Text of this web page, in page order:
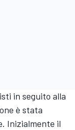
in seguito alla
è stata
Inizialmente il